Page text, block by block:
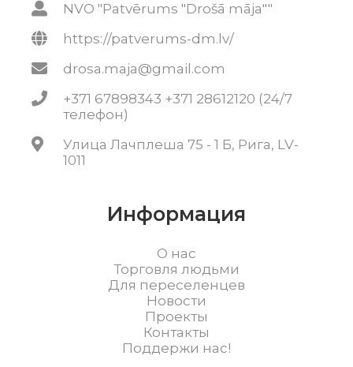
NVO "Patvērums "Drošā māja""
https://patverums-dm.lv/
drosa.maja@gmail.com
+371 67898343 +371 28612120 (24/7
телефон)
Улица Лачплеша 75 - 1 Б, Рига, LV-
1011
Информация
О нас
Торговля людьми
Для переселенцев
Новости
Проекты
Контакты
Поддержи нас!